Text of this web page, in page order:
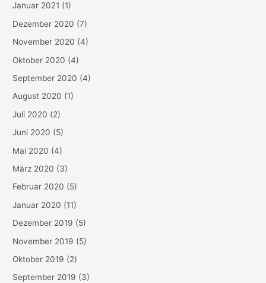
Januar 2021 (1)
Dezember 2020 (7)
November 2020 (4)
Oktober 2020 (4)
September 2020 (4)
August 2020 (1)
Juli 2020 (2)
Juni 2020 (5)
Mai 2020 (4)
März 2020 (3)
Februar 2020 (5)
Januar 2020 (11)
Dezember 2019 (5)
November 2019 (5)
Oktober 2019 (2)
September 2019 (3)